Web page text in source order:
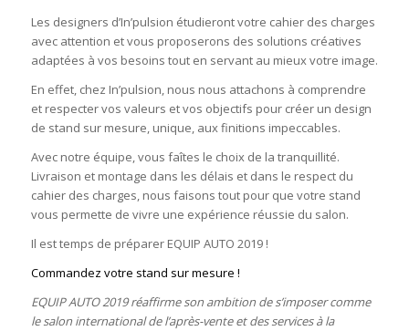
Les designers d’In’pulsion étudieront votre cahier des charges
avec attention et vous proposerons des solutions créatives
adaptées à vos besoins tout en servant au mieux votre image.
En effet, chez In’pulsion, nous nous attachons à comprendre
et respecter vos valeurs et vos objectifs pour créer un design
de stand sur mesure, unique, aux finitions impeccables.
Avec notre équipe, vous faîtes le choix de la tranquillité.
Livraison et montage dans les délais et dans le respect du
cahier des charges, nous faisons tout pour que votre stand
vous permette de vivre une expérience réussie du salon.
Il est temps de préparer EQUIP AUTO 2019 !
Commandez votre stand sur mesure !
EQUIP AUTO 2019 réaffirme son ambition de s’imposer comme
le salon international de l’après-vente et des services à la